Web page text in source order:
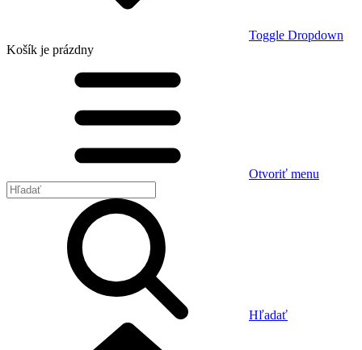
Toggle Dropdown
Košík je prázdny
Otvoriť menu
Hľadať